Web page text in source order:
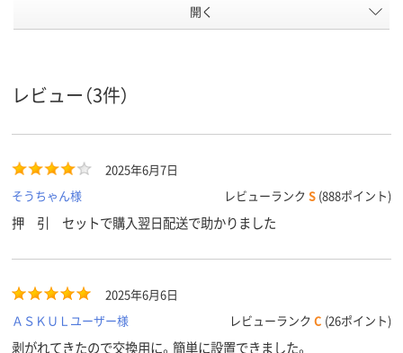
開く
レビュー（3件）
2025年6月7日
そうちゃん様
レビューランク S (888ポイント)
押 引 セットで購入翌日配送で助かりました
2025年6月6日
ＡＳＫＵＬユーザー様
レビューランク C (26ポイント)
剥がれてきたので交換用に。簡単に設置できました。